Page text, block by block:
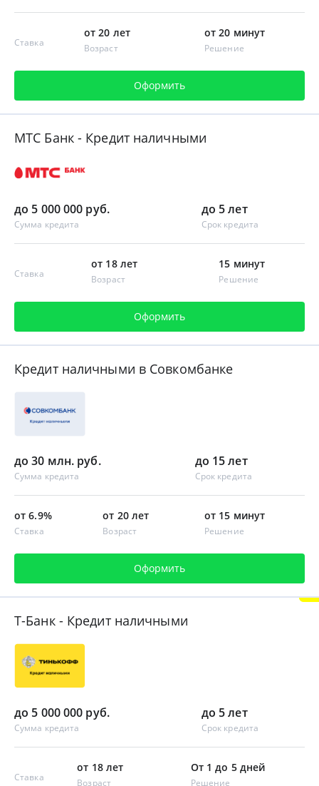
Ставка
от 20 лет
Возраст
от 20 минут
Решение
Оформить
МТС Банк - Кредит наличными
до 5 000 000 руб.
Сумма кредита
до 5 лет
Срок кредита
Ставка
от 18 лет
Возраст
15 минут
Решение
Оформить
Кредит наличными в Совкомбанке
до 30 млн. руб.
Сумма кредита
до 15 лет
Срок кредита
от 6.9%
Ставка
от 20 лет
Возраст
от 15 минут
Решение
Оформить
Т-Банк - Кредит наличными
до 5 000 000 руб.
Сумма кредита
до 5 лет
Срок кредита
Ставка
от 18 лет
Возраст
От 1 до 5 дней
Решение